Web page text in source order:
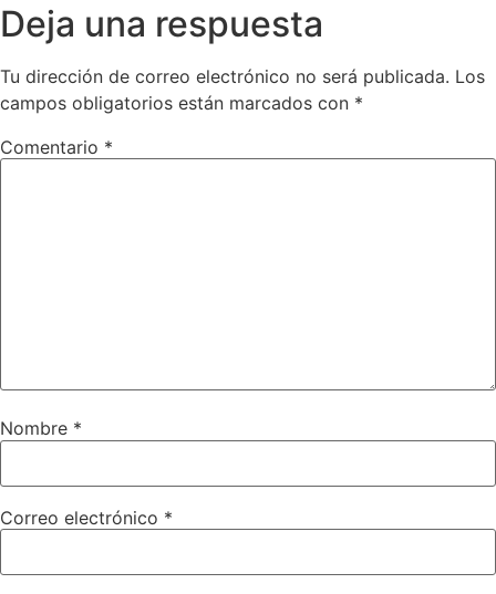
Deja una respuesta
Tu dirección de correo electrónico no será publicada. Los
campos obligatorios están marcados con *
Comentario *
Nombre *
Correo electrónico *